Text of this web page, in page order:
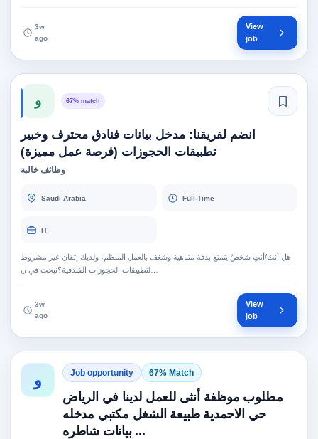
3w
ago
View
job
و 67% match
انضم لفريقنا: مدخل بيانات فنادق محترف وخبير
تطبيقات الحجوزات (فرصة عمل مميزة)
وظائف خالية
Saudi Arabia Full-Time
IT
هل أنتَ/أنتِ شخصٌ يتمتع بدقة متناهية وشغف بالعمل المنظم، ولديك إتقان غير مشروط
3w
ago
View
job
و Job opportunity 67% Match
مطلوب موظفة أنثى للعمل لدينا في الرياض
حي الاحمدية طبيعة الشغل مكتبي مدخله
بيانات شاطره ...